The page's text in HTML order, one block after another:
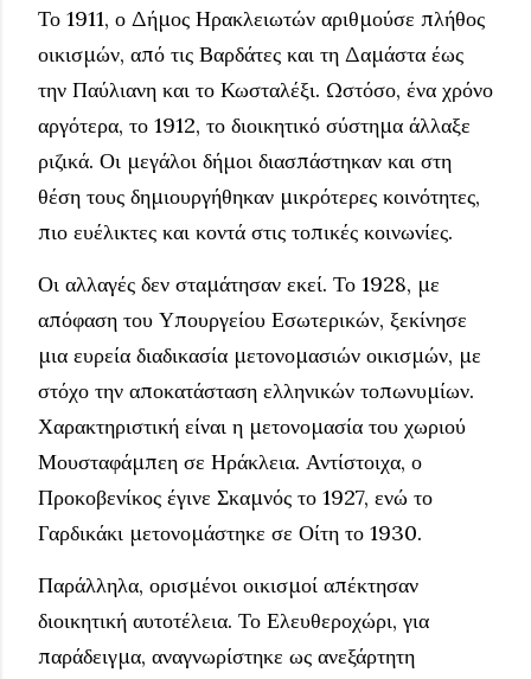
Το 1911, ο Δήμος Ηρακλειωτών αριθμούσε πλήθος
οικισμών, από τις Βαρδάτες και τη Δαμάστα έως
την Παύλιανη και το Κωσταλέξι. Ωστόσο, ένα χρόνο
αργότερα, το 1912, το διοικητικό σύστημα άλλαξε
ριζικά. Οι μεγάλοι δήμοι διασπάστηκαν και στη
θέση τους δημιουργήθηκαν μικρότερες κοινότητες,
πιο ευέλικτες και κοντά στις τοπικές κοινωνίες.
Οι αλλαγές δεν σταμάτησαν εκεί. Το 1928, με
απόφαση του Υπουργείου Εσωτερικών, ξεκίνησε
μια ευρεία διαδικασία μετονομασιών οικισμών, με
στόχο την αποκατάσταση ελληνικών τοπωνυμίων.
Χαρακτηριστική είναι η μετονομασία του χωριού
Μουσταφάμπεη σε Ηράκλεια. Αντίστοιχα, ο
Προκοβενίκος έγινε Σκαμνός το 1927, ενώ το
Γαρδικάκι μετονομάστηκε σε Οίτη το 1930.
Παράλληλα, ορισμένοι οικισμοί απέκτησαν
διοικητική αυτοτέλεια. Το Ελευθεροχώρι, για
παράδειγμα, αναγνωρίστηκε ως ανεξάρτητη